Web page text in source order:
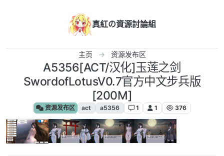
真紅の資源討論組
主页 资源发布区
A5356[ACT/汉化]玉莲之剑
SwordofLotusV0.7官方中文步兵版
[200M]
资源发布区 act a5356 1 1 376